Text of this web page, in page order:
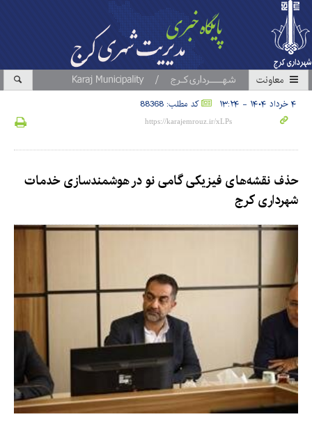
معاونت
۴ خرداد ۱۴۰۴ - ۱۳:۲۴ کد مطلب: 88368
حذف نقشه‌های فیزیکی گامی نو در هوشمندسازی خدمات
شهرداری کرج